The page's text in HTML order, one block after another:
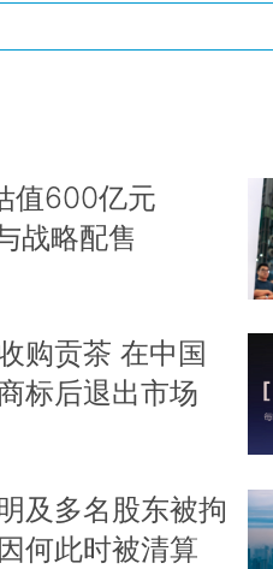
值600亿元
战略配售
购贡茶 在中国
标后退出市场
及多名股东被拘
何此时被清算